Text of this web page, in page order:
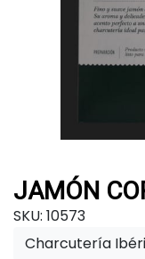
JAMÓN
SKU: 10573
Charcutería